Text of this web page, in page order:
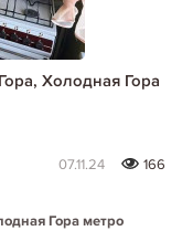
Холодная Гора
07.11.24
166
Гора метро